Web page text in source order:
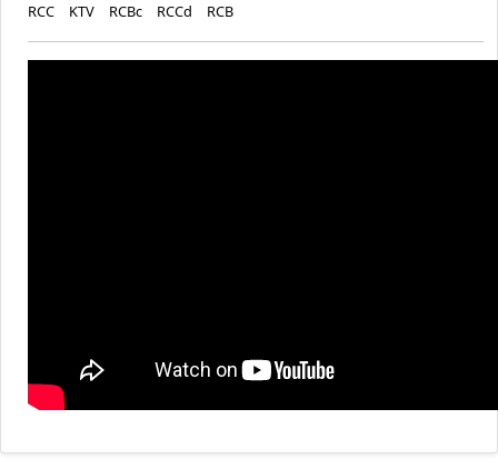
RCC KTV RCBc RCCd RCB